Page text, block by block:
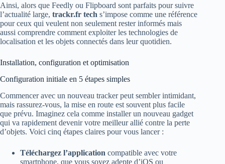
Ainsi, alors que Feedly ou Flipboard sont parfaits pour suivre
l’actualité large, trackr.fr tech s’impose comme une référence
pour ceux qui veulent non seulement rester informés mais
aussi comprendre comment exploiter les technologies de
localisation et les objets connectés dans leur quotidien.
Installation, configuration et optimisation
Configuration initiale en 5 étapes simples
Commencer avec un nouveau tracker peut sembler intimidant,
mais rassurez-vous, la mise en route est souvent plus facile
que prévu. Imaginez cela comme installer un nouveau gadget
qui va rapidement devenir votre meilleur allié contre la perte
d’objets. Voici cinq étapes claires pour vous lancer :
Téléchargez l’application compatible avec votre
smartphone, que vous soyez adepte d’iOS ou